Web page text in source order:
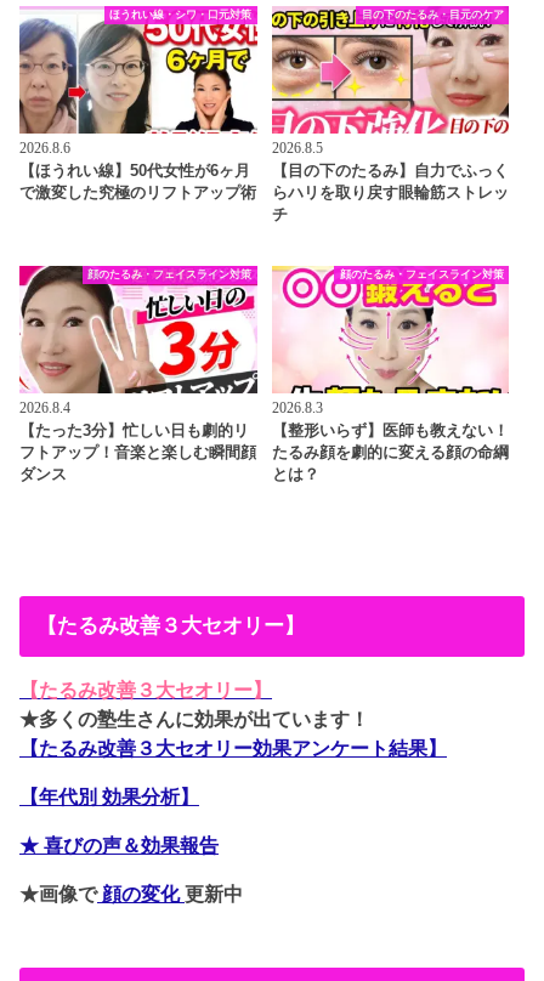
ほうれい線・シワ・口元対策
2026.8.6
【ほうれい線】50代女性が6ヶ月
で激変した究極のリフトアップ術
目の下のたるみ・目元のケア
2026.8.5
【目の下のたるみ】自力でふっく
らハリを取り戻す眼輪筋ストレッ
チ
顔のたるみ・フェイスライン対策
2026.8.4
【たった3分】忙しい日も劇的リ
フトアップ！音楽と楽しむ瞬間顔
ダンス
顔のたるみ・フェイスライン対策
2026.8.3
【整形いらず】医師も教えない！
たるみ顔を劇的に変える顔の命綱
とは？
【たるみ改善３大セオリー】
【たるみ改善３大セオリー】
★多くの塾生さんに効果が出ています！
【たるみ改善３大セオリー効果アンケート結果】
【年代別 効果分析】
★ 喜びの声＆効果報告
★画像で顔の変化更新中